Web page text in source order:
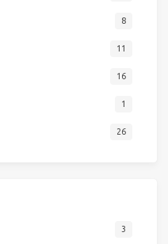
8
11
16
1
26
3